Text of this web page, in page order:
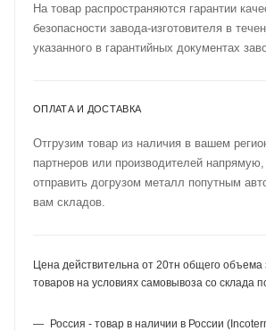
На товар распространяются гарантии
безопасности завода-изготовителя в
указанного в гарантийных документах
ОПЛАТА И ДОСТАВКА
Отгрузим товар из наличия в вашем
партнеров или производителей
отправить догрузом металл попутным
вам складов.
Цена действительна от 20тн общего объема
товаров на условиях самовывоза со склада
Россия - товар в наличии в России